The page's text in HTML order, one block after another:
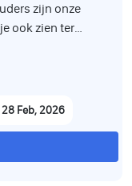
ook zien ter
leven gewoon.
door de
leeftijd. Hij
familie
gerust een
Feb, 2026